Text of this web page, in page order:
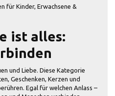
für Kinder, Erwachsene &
ist alles:
und Liebe. Diese Kategorie
Geschenken, Kerzen und
Egal für welchen Anlass –